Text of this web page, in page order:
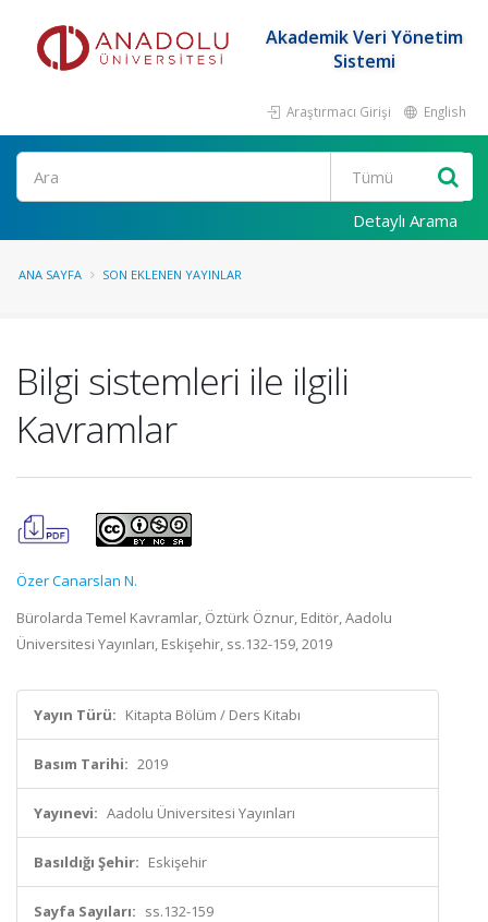
Akademik Veri Yönetim
Sistemi
Araştırmacı Girişi English
Ara
Detaylı Arama
ANA SAYFA SON EKLENEN YAYINLAR
Bilgi sistemleri ile ilgili
Kavramlar
Özer Canarslan N.
Bürolarda Temel Kavramlar, Öztürk Öznur, Editör, Aadolu
Üniversitesi Yayınları, Eskişehir, ss.132-159, 2019
Yayın Türü: Kitapta Bölüm / Ders Kitabı
Basım Tarihi: 2019
Yayınevi: Aadolu Üniversitesi Yayınları
Basıldığı Şehir: Eskişehir
Sayfa Sayıları: ss.132-159